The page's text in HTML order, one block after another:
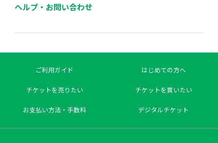
ヘルプ・お問い合わせ
ご利用ガイド はじめての方へ
チケットを売りたい チケットを買いたい
お支払い方法・手数料 デジタルチケット